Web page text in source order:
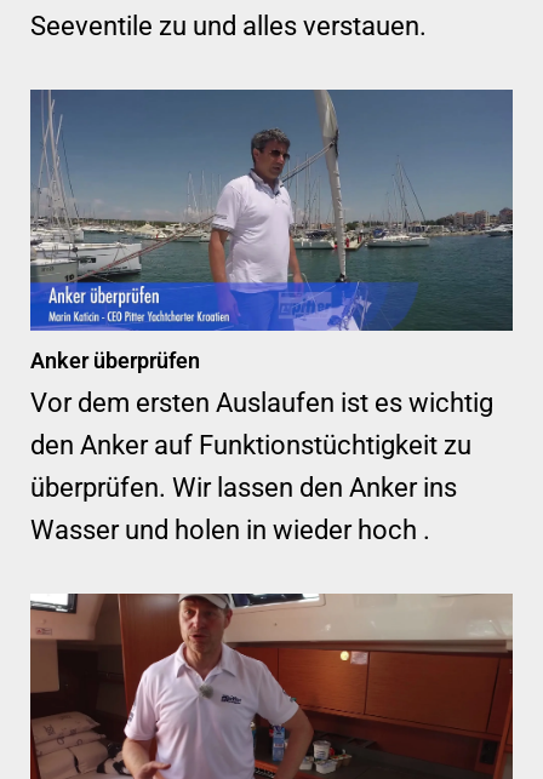
Seeventile zu und alles verstauen.
Anker überprüfen
Vor dem ersten Auslaufen ist es wichtig
den Anker auf Funktionstüchtigkeit zu
überprüfen. Wir lassen den Anker ins
Wasser und holen in wieder hoch .